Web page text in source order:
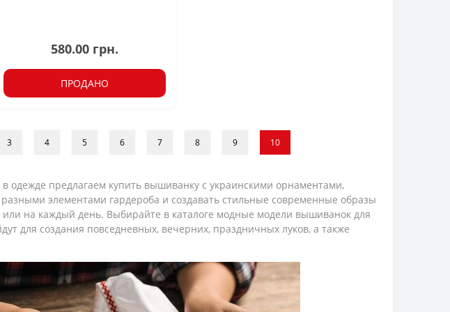
580.00 грн.
ПРОДАНО
3 4 5 6 7 8 9 10
одежде предлагаем купить вышиванку с украинскими орнаментами,
элементами гардероба и создавать стильные современные образы
на каждый день. Выбирайте в каталоге модные модели вышиванок для
для создания повседневных, вечерних, праздничных луков, а также